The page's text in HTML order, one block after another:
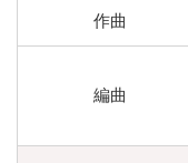
作曲
編曲